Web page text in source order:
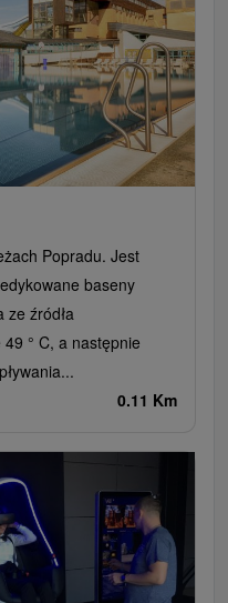
techniki
Pomniki
Jazda konna
górskie
Teatry
Obiekty architektoniczne
gokartowe
Cyklotrasy
Popradu. Jest
baseny
ze źródła
° C, a następnie
0.11 Km